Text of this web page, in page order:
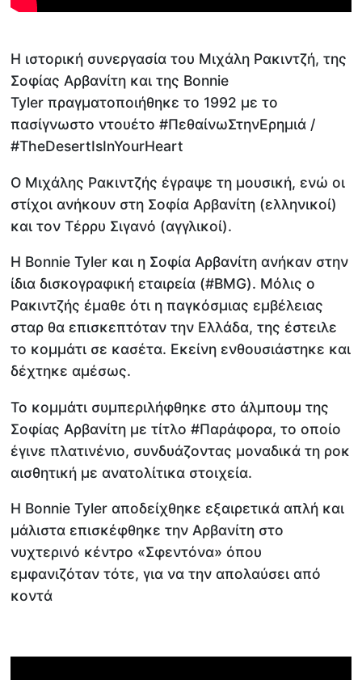
Η ιστορική συνεργασία του Μιχάλη Ρακιντζή, της
Σοφίας Αρβανίτη και της Bonnie
Tyler πραγματοποιήθηκε το 1992 με το
πασίγνωστο ντουέτο #ΠεθαίνωΣτηνEρημιά /
#TheDesertIsInYourHeart
Ο Μιχάλης Ρακιντζής έγραψε τη μουσική, ενώ οι
στίχοι ανήκουν στη Σοφία Αρβανίτη (ελληνικοί)
και τον Τέρρυ Σιγανό (αγγλικοί).
Η Bonnie Tyler και η Σοφία Αρβανίτη ανήκαν στην
ίδια δισκογραφική εταιρεία (#BMG). Μόλις ο
Ρακιντζής έμαθε ότι η παγκόσμιας εμβέλειας
σταρ θα επισκεπτόταν την Ελλάδα, της έστειλε
το κομμάτι σε κασέτα. Εκείνη ενθουσιάστηκε και
δέχτηκε αμέσως.
Το κομμάτι συμπεριλήφθηκε στο άλμπουμ της
Σοφίας Αρβανίτη με τίτλο #Παράφορα, το οποίο
έγινε πλατινένιο, συνδυάζοντας μοναδικά τη ροκ
αισθητική με ανατολίτικα στοιχεία.
Η Bonnie Tyler αποδείχθηκε εξαιρετικά απλή και
μάλιστα επισκέφθηκε την Αρβανίτη στο
νυχτερινό κέντρο «Σφεντόνα» όπου
εμφανιζόταν τότε, για να την απολαύσει από
κοντά